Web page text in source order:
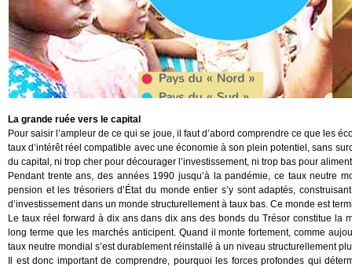
La grande ruée vers le capital
Pour saisir l’ampleur de ce qui se joue, il faut d’abord comprendre ce que les
taux d’intérêt réel compatible avec une économie à son plein potentiel, sans
du capital, ni trop cher pour décourager l’investissement, ni trop bas pour
Pendant trente ans, des années 1990 jusqu’à la pandémie, ce taux neutre
pension et les trésoriers d’État du monde entier s’y sont adaptés,
d’investissement dans un monde structurellement à taux bas. Ce monde est
Le taux réel forward à dix ans dans dix ans des bonds du Trésor constitue la
long terme que les marchés anticipent. Quand il monte fortement, comme
taux neutre mondial s’est durablement réinstallé à un niveau structurellement
Il est donc important de comprendre, pourquoi les forces profondes qui